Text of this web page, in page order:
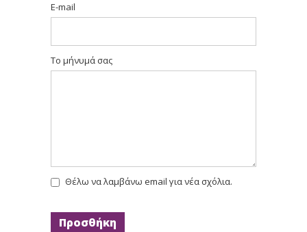
E-mail
Το μήνυμά σας
Θέλω να λαμβάνω email για νέα σχόλια.